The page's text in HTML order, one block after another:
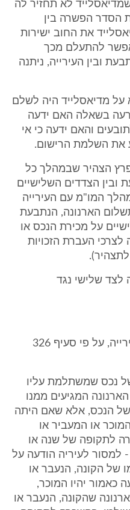
לא תחזיר לה
הסדר הפשרה בין
את החוב ישירות
אפשר להתעלם מכך
ובין העירייה, ניתנה
על מדיאסלייד היה לשלם
בשאלה האם ידעה
והאם ידעה כי אי
את השלמת הרישום.
פרץ הצהיר שבמהלך כל
ובין הצדדים השלישיים
המו"מ עם העירייה
הארנונה, הנתבעת
על מכירת הנכס או
לצרכי העברת הזכויות
לצד שלישי נגד
אשר ליחסים בין הנתבעת לעירייה, על פי סעיף 326
נכס שמשתלמת עליו
המגיעים ממנו
הנכס, אלא שאם היתה
או המעביר או
לתקופה של שנה או
- למסור לעיריה הודעה על
של הקונה, הנעבר או
כאמור יהיו המוכר,
שהקונה, הנעבר או